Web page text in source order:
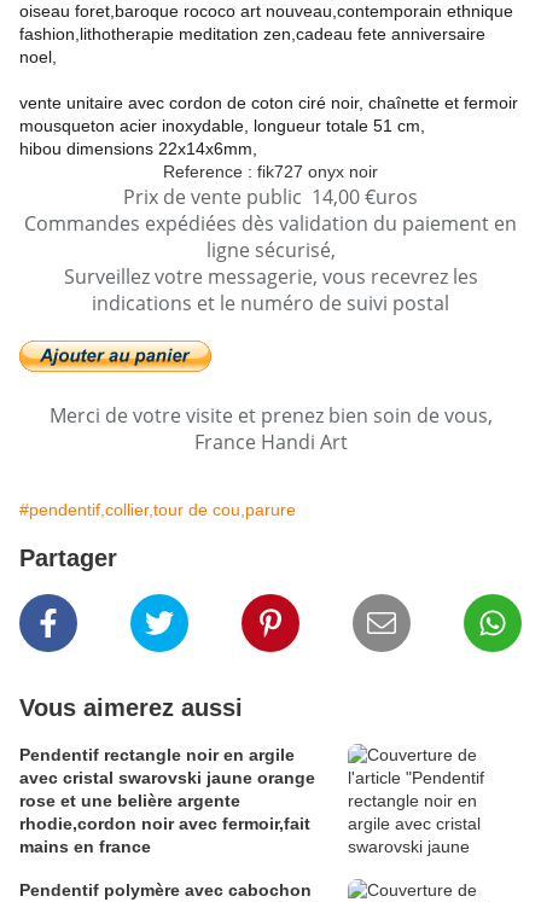
oiseau foret,baroque rococo art nouveau,contemporain ethnique
fashion,lithotherapie meditation zen,cadeau fete anniversaire
noel,
vente unitaire avec cordon de coton ciré noir, chaînette et fermoir
mousqueton acier inoxydable, longueur totale 51 cm,
hibou dimensions 22x14x6mm,
Reference : fik727 onyx noir
Prix de vente public 14,00 €uros
Commandes expédiées dès validation du paiement en
ligne sécurisé,
Surveillez votre messagerie, vous recevrez les
indications et le numéro de suivi postal
Merci de votre visite et prenez bien soin de vous,
France Handi Art
#pendentif,collier,tour de cou,parure
Partager
Vous aimerez aussi
Pendentif rectangle noir en argile
avec cristal swarovski jaune orange
rose et une belière argente
rhodie,cordon noir avec fermoir,fait
mains en france
Pendentif polymère avec cabochon